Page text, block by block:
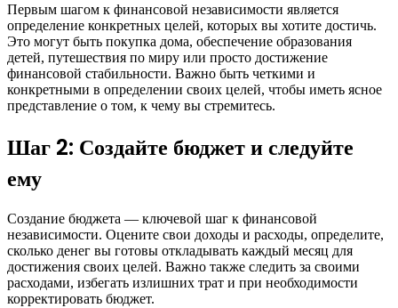
Первым шагом к финансовой независимости является
определение конкретных целей, которых вы хотите достичь.
Это могут быть покупка дома, обеспечение образования
детей, путешествия по миру или просто достижение
финансовой стабильности. Важно быть четкими и
конкретными в определении своих целей, чтобы иметь ясное
представление о том, к чему вы стремитесь.
Шаг 2: Создайте бюджет и следуйте
ему
Создание бюджета — ключевой шаг к финансовой
независимости. Оцените свои доходы и расходы, определите,
сколько денег вы готовы откладывать каждый месяц для
достижения своих целей. Важно также следить за своими
расходами, избегать излишних трат и при необходимости
корректировать бюджет.